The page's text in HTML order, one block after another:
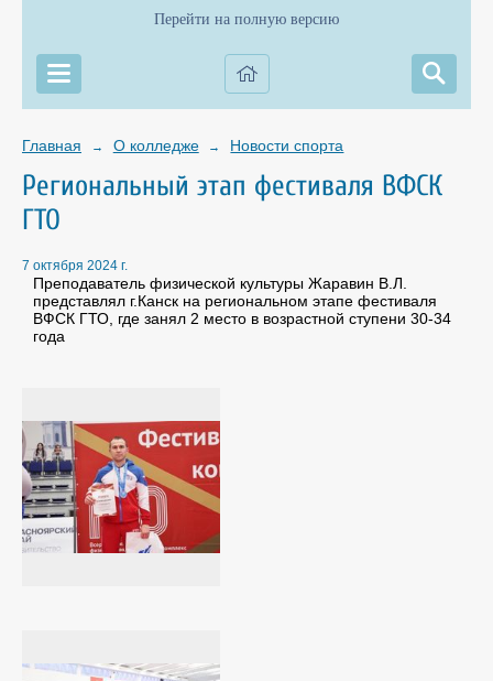
Перейти на полную версию
Главная → О колледже → Новости спорта
Региональный этап фестиваля ВФСК
ГТО
7 октября 2024 г.
Преподаватель физической культуры Жаравин В.Л.
представлял г.Канск на региональном этапе фестиваля
ВФСК ГТО, где занял 2 место в возрастной ступени 30-34
года